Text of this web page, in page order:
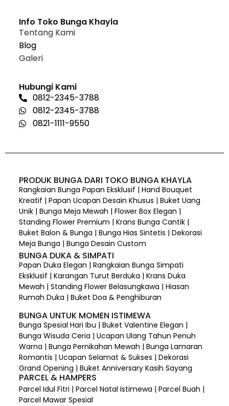
Info Toko Bunga Khayla
Tentang Kami
Blog
Galeri
Hubungi Kami
0812-2345-3788
0812-2345-3788
0821-1111-9550
PRODUK BUNGA DARI TOKO BUNGA KHAYLA
Rangkaian Bunga Papan Eksklusif | Hand Bouquet
Kreatif | Papan Ucapan Desain Khusus | Buket Uang
Unik | Bunga Meja Mewah | Flower Box Elegan |
Standing Flower Premium | Krans Bunga Cantik |
Buket Balon & Bunga | Bunga Hias Sintetis | Dekorasi
Meja Bunga | Bunga Desain Custom
BUNGA DUKA & SIMPATI
Papan Duka Elegan | Rangkaian Bunga Simpati
Eksklusif | Karangan Turut Berduka | Krans Duka
Mewah | Standing Flower Belasungkawa | Hiasan
Rumah Duka | Buket Doa & Penghiburan
BUNGA UNTUK MOMEN ISTIMEWA
Bunga Spesial Hari Ibu | Buket Valentine Elegan |
Bunga Wisuda Ceria | Ucapan Ulang Tahun Penuh
Warna | Bunga Pernikahan Mewah | Bunga Lamaran
Romantis | Ucapan Selamat & Sukses | Dekorasi
Grand Opening | Buket Anniversary Kasih Sayang
PARCEL & HAMPERS
Parcel Idul Fitri | Parcel Natal Istimewa | Parcel Buah |
Parcel Mawar Spesial